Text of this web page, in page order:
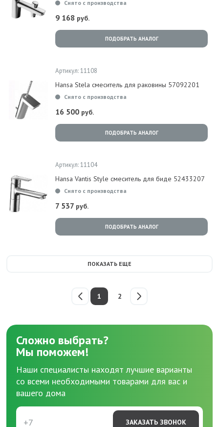
Снято с производства
9 168 руб.
ПОДОБРАТЬ АНАЛОГ
Артикул: 11108
Hansa Stela смеситель для раковины 57092201
Снято с производства
16 500 руб.
ПОДОБРАТЬ АНАЛОГ
Артикул: 11104
Hansa Vantis Style смеситель для биде 52433207
Снято с производства
7 537 руб.
ПОДОБРАТЬ АНАЛОГ
ПОКАЗАТЬ ЕЩЕ
1 2
Сложно выбрать?
Мы поможем!
Наши специалисты находят лучшие варианты
со всеми необходимыми товарами для вас и
вашего дома
ЗАКАЗАТЬ ЗВОНОК